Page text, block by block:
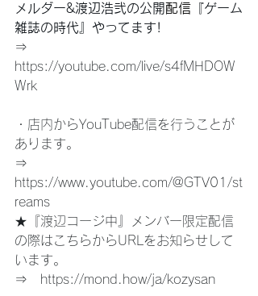
メルダー&渡辺浩弐の公開配信 『ゲーム
雑誌の時代』やってます!
⇒
https://youtube.com/live/s4fMHDOW
Wrk
・店内からYouTube配信を行うことが
あります。
⇒
https://www.youtube.com/@GTV01/st
reams
★『渡辺コージ中』メンバー限定配信
の際はこちらからURLをお知らせして
います。
⇒
https://mond.how/ja/kozysan